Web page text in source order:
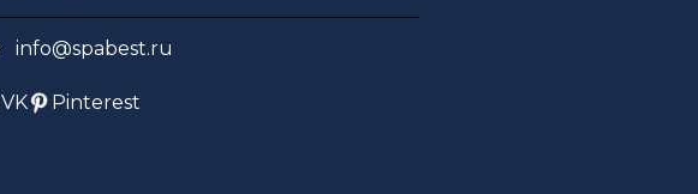
info@spabest.ru
VK Pinterest